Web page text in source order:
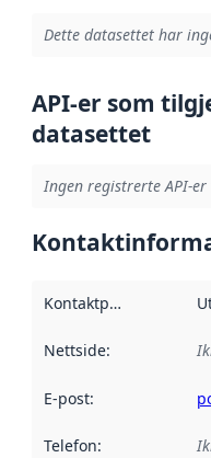
Dette datasettet har
API-er som
datasettet
Ingen registrerte API-
Kontaktpunkt
Nettside:
E-post:
Telefon: